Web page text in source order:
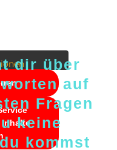
dir über
auf
Fragen
keine
kommst